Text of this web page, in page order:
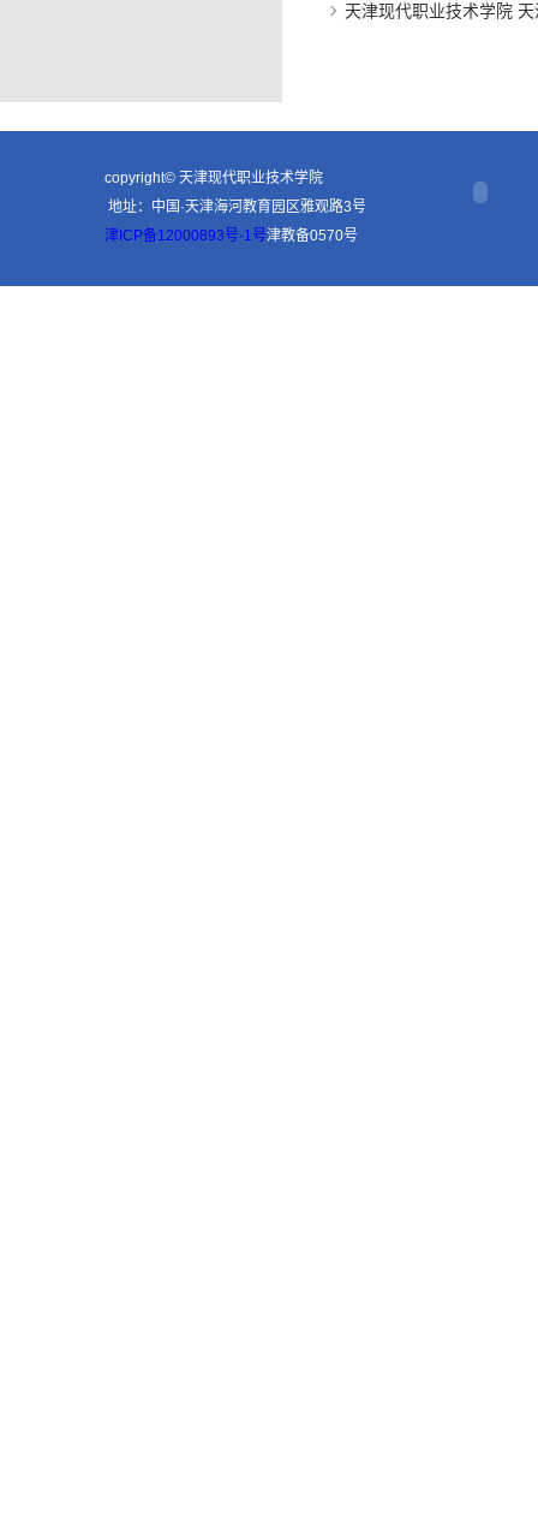
天津现代职业技术学院
copyright© 天津现代职业技术学院
地址：中国·天津海河教育园区雅观路3号
津ICP备12000893号-1号津教备0570号